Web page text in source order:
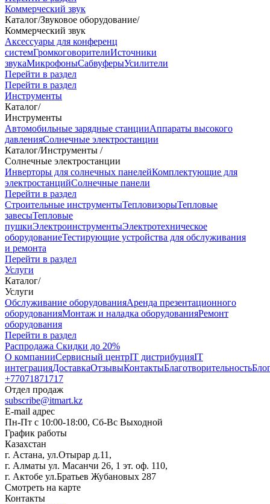
Коммерческий звук
Каталог/Звуковое оборудование/
Коммерческий звук
Аксессуары для конференц
системГромкоговорителиИсточники
звукаМикрофоныСабвуферыУсилители
Перейти в раздел
Перейти в раздел
Инструменты
Каталог/
Инструменты
Автомобильные зарядные станцииАппараты высокого
давленияСолнечные электростанции
Каталог/Инструменты /
Солнечные электростанции
Инверторы для солнечных панелейКомплектующие для
электростанцийСолнечные панели
Перейти в раздел
Строительные инструментыТепловизорыТепловые
завесыТепловые
пушкиЭлектроинструментыЭлектротехническое
оборудованиеТестирующие устройства для обслуживания
и ремонта
Перейти в раздел
Услуги
Каталог/
Услуги
Oбслуживание оборудованияАренда презентационного
оборудованияМонтаж и наладка оборудованияРемонт
оборудования
Перейти в раздел
Распродажа Скидки до 20%
О компанииСервисный центрIT дистрибуцияIT
интеграцияДоставкаОтзывыКонтактыБлаготворительность
+77071871717
Отдел продаж
subscribe@itmart.kz
E-mail адрес
Пн-Пт с 10:00-18:00, Сб-Вс Выходной
График работы
Казахстан
г. Астана, ул.Отырар д.11,
г. Алматы ул. Масанчи 26, 1 эт. оф. 110,
г. Актобе ул.Братьев Жубановых 287
Смотреть на карте
Контакты